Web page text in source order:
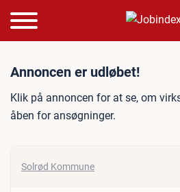
Jobannonce:
Annoncen er udløbet!
Klik på annoncen for at se, om
åben for ansøgninger.
Solrød Kommune